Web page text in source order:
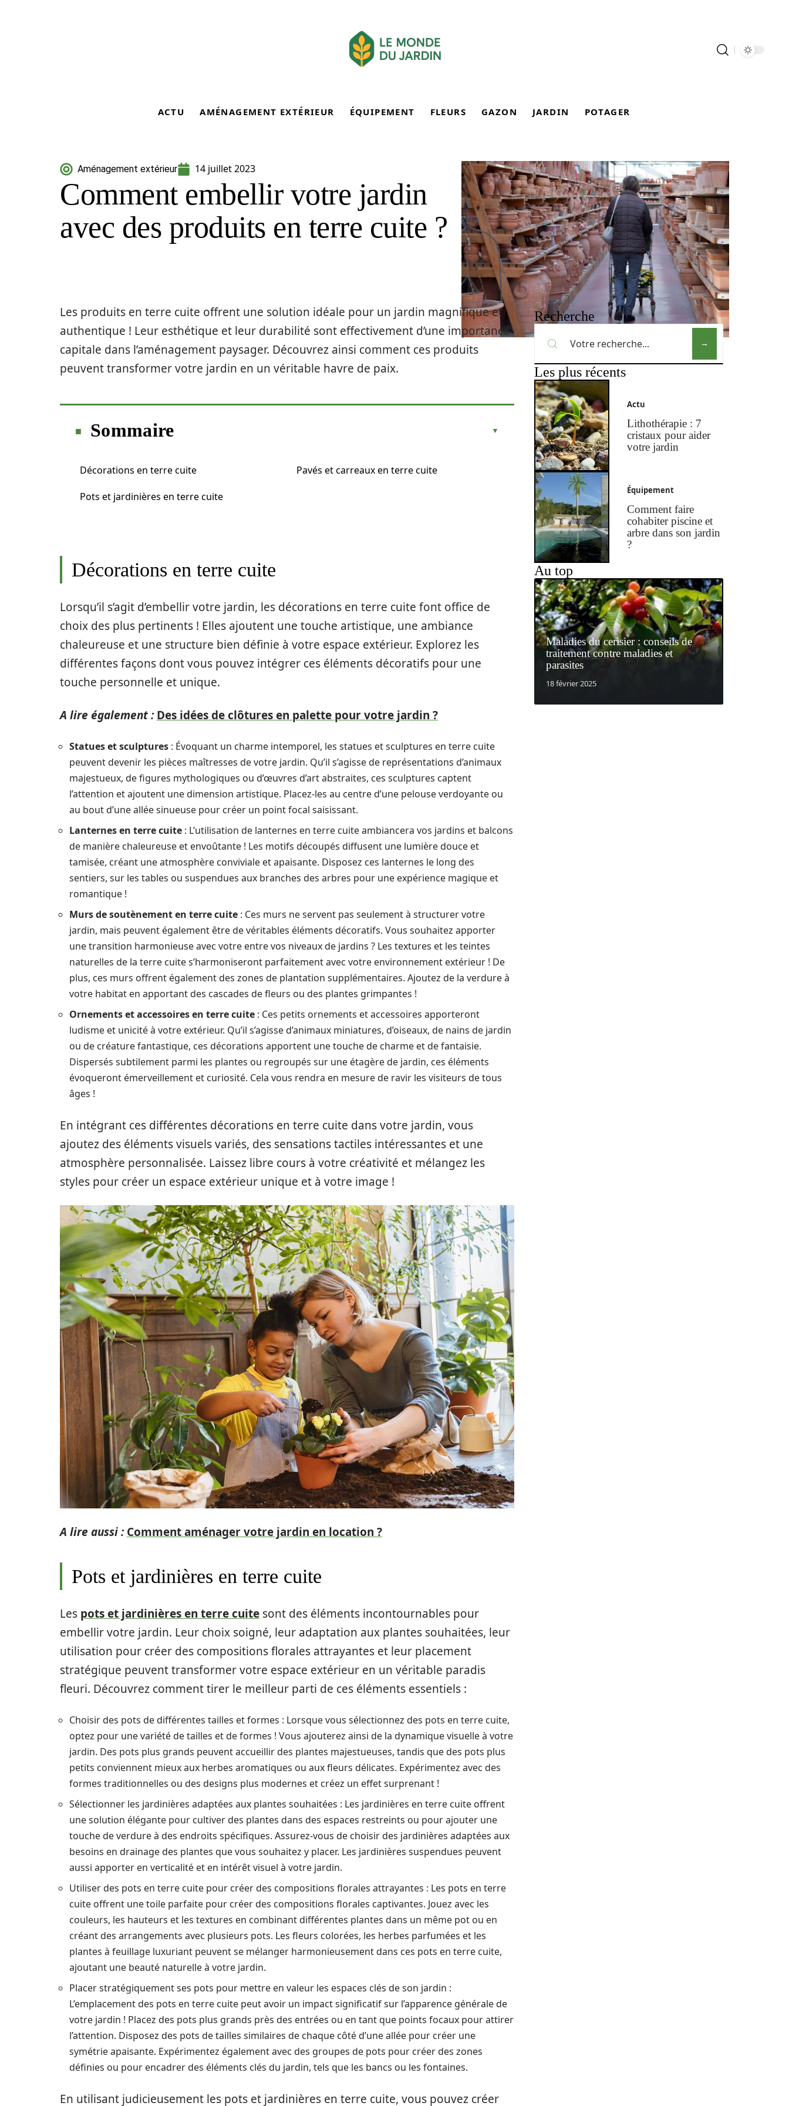
ACTU AMÉNAGEMENT EXTÉRIEUR ÉQUIPEMENT FLEURS GAZON JARDIN POTAGER
Aménagement extérieur 14 juillet 2023
Comment embellir votre jardin
avec des produits en terre cuite ?
Les produits en terre cuite offrent une solution idéale pour un jardin magnifique et
authentique ! Leur esthétique et leur durabilité sont effectivement d’une importance
capitale dans l’aménagement paysager. Découvrez ainsi comment ces produits
peuvent transformer votre jardin en un véritable havre de paix.
Sommaire
Décorations en terre cuite
Pots et jardinières en terre cuite
Pavés et carreaux en terre cuite
Décorations en terre cuite
Lorsqu’il s’agit d’embellir votre jardin, les décorations en terre cuite font office de
choix des plus pertinents ! Elles ajoutent une touche artistique, une ambiance
chaleureuse et une structure bien définie à votre espace extérieur. Explorez les
différentes façons dont vous pouvez intégrer ces éléments décoratifs pour une
touche personnelle et unique.
A lire également : Des idées de clôtures en palette pour votre jardin ?
Statues et sculptures : Évoquant un charme intemporel, les statues et sculptures en terre cuite
peuvent devenir les pièces maîtresses de votre jardin. Qu’il s’agisse de représentations d’animaux
majestueux, de figures mythologiques ou d’œuvres d’art abstraites, ces sculptures captent
l’attention et ajoutent une dimension artistique. Placez-les au centre d’une pelouse verdoyante ou
au bout d’une allée sinueuse pour créer un point focal saisissant.
Lanternes en terre cuite : L’utilisation de lanternes en terre cuite ambiancera vos jardins et balcons
de manière chaleureuse et envoûtante ! Les motifs découpés diffusent une lumière douce et
tamisée, créant une atmosphère conviviale et apaisante. Disposez ces lanternes le long des
sentiers, sur les tables ou suspendues aux branches des arbres pour une expérience magique et
romantique !
Murs de soutènement en terre cuite : Ces murs ne servent pas seulement à structurer votre
jardin, mais peuvent également être de véritables éléments décoratifs. Vous souhaitez apporter
une transition harmonieuse avec votre entre vos niveaux de jardins ? Les textures et les teintes
naturelles de la terre cuite s’harmoniseront parfaitement avec votre environnement extérieur ! De
plus, ces murs offrent également des zones de plantation supplémentaires. Ajoutez de la verdure à
votre habitat en apportant des cascades de fleurs ou des plantes grimpantes !
Ornements et accessoires en terre cuite : Ces petits ornements et accessoires apporteront
ludisme et unicité à votre extérieur. Qu’il s’agisse d’animaux miniatures, d’oiseaux, de nains de jardin
ou de créature fantastique, ces décorations apportent une touche de charme et de fantaisie.
Dispersés subtilement parmi les plantes ou regroupés sur une étagère de jardin, ces éléments
évoqueront émerveillement et curiosité. Cela vous rendra en mesure de ravir les visiteurs de tous
âges !
En intégrant ces différentes décorations en terre cuite dans votre jardin, vous
ajoutez des éléments visuels variés, des sensations tactiles intéressantes et une
atmosphère personnalisée. Laissez libre cours à votre créativité et mélangez les
styles pour créer un espace extérieur unique et à votre image !
A lire aussi : Comment aménager votre jardin en location ?
Pots et jardinières en terre cuite
Les pots et jardinières en terre cuite sont des éléments incontournables pour
embellir votre jardin. Leur choix soigné, leur adaptation aux plantes souhaitées, leur
utilisation pour créer des compositions florales attrayantes et leur placement
stratégique peuvent transformer votre espace extérieur en un véritable paradis
fleuri. Découvrez comment tirer le meilleur parti de ces éléments essentiels :
Choisir des pots de différentes tailles et formes : Lorsque vous sélectionnez des pots en terre cuite,
optez pour une variété de tailles et de formes ! Vous ajouterez ainsi de la dynamique visuelle à votre
jardin. Des pots plus grands peuvent accueillir des plantes majestueuses, tandis que des pots plus
petits conviennent mieux aux herbes aromatiques ou aux fleurs délicates. Expérimentez avec des
formes traditionnelles ou des designs plus modernes et créez un effet surprenant !
Sélectionner les jardinières adaptées aux plantes souhaitées : Les jardinières en terre cuite offrent
une solution élégante pour cultiver des plantes dans des espaces restreints ou pour ajouter une
touche de verdure à des endroits spécifiques. Assurez-vous de choisir des jardinières adaptées aux
besoins en drainage des plantes que vous souhaitez y placer. Les jardinières suspendues peuvent
aussi apporter en verticalité et en intérêt visuel à votre jardin.
Utiliser des pots en terre cuite pour créer des compositions florales attrayantes : Les pots en terre
cuite offrent une toile parfaite pour créer des compositions florales captivantes. Jouez avec les
couleurs, les hauteurs et les textures en combinant différentes plantes dans un même pot ou en
créant des arrangements avec plusieurs pots. Les fleurs colorées, les herbes parfumées et les
plantes à feuillage luxuriant peuvent se mélanger harmonieusement dans ces pots en terre cuite,
ajoutant une beauté naturelle à votre jardin.
Placer stratégiquement ses pots pour mettre en valeur les espaces clés de son jardin :
L’emplacement des pots en terre cuite peut avoir un impact significatif sur l’apparence générale de
votre jardin ! Placez des pots plus grands près des entrées ou en tant que points focaux pour attirer
l’attention. Disposez des pots de tailles similaires de chaque côté d’une allée pour créer une
symétrie apaisante. Expérimentez également avec des groupes de pots pour créer des zones
définies ou pour encadrer des éléments clés du jardin, tels que les bancs ou les fontaines.
En utilisant judicieusement les pots et jardinières en terre cuite, vous pouvez créer
Recherche
Les plus récents
Actu
Lithothérapie : 7
cristaux pour aider
votre jardin
Équipement
Comment faire
cohabiter piscine et
arbre dans son jardin
?
Au top
Maladies du cerisier : conseils de
traitement contre maladies et
parasites
18 février 2025